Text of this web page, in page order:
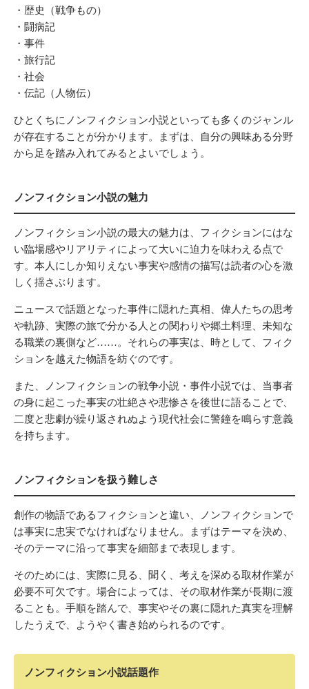
・歴史（戦争もの）
・闘病記
・事件
・旅行記
・社会
・伝記（人物伝）
ひとくちにノンフィクション小説といっても多くのジャンル
が存在することが分かります。まずは、自分の興味ある分野
から足を踏み入れてみるとよいでしょう。
ノンフィクション小説の魅力
ノンフィクション小説の最大の魅力は、フィクションにはな
い臨場感やリアリティによって大いに迫力を味わえる点で
す。本人にしか知りえない事実や感情の描写は読者の心を激
しく揺さぶります。
ニュースで話題となった事件に隠れた真相、偉人たちの思考
や軌跡、実際の旅で分かる人との関わりや郷土料理、未知な
る職業の裏側など……。それらの事実は、時として、フィク
ションを越えた物語を紡ぐのです。
また、ノンフィクションの戦争小説・事件小説では、当事者
の身に起こった事実の壮絶さや悲惨さを後世に語ることで、
二度と悲劇が繰り返されぬよう現代社会に警鐘を鳴らす意義
を持ちます。
ノンフィクションを扱う難しさ
創作の物語であるフィクションと違い、ノンフィクションで
は事実に忠実でなければなりません。まずはテーマを決め、
そのテーマに沿って事実を細部まで表現します。
そのためには、実際に見る、聞く、考えを深める取材作業が
必要不可欠です。場合によっては、その取材作業が長期に渡
ることも。手順を踏んで、事実やその裏に隠れた真実を理解
したうえで、ようやく書き始められるのです。
ノンフィクション小説話題作